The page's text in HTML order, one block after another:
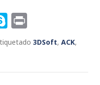
S
k
y
ri
n3DSoft, ACK,